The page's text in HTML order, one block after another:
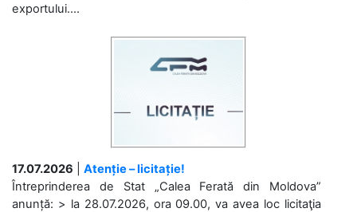
exportului....
17.07.2026
Atenție – licitație!
Întreprinderea de Stat „Calea Ferată din Moldova”
anunță: > la 28.07.2026, ora 09.00, va avea loc licitaţia